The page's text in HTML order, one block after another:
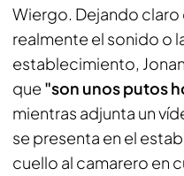
Wiergo. Dejando
realmente el sonido o
establecimiento,
que "son unos putos
mientras adjunta un
se presenta en el
cuello al camarero en